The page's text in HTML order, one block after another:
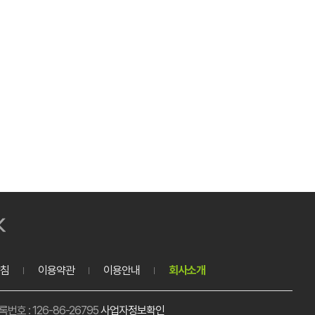
이용약관 이용안내 회사소개
번호 : 126-86-26795사업자정보확인